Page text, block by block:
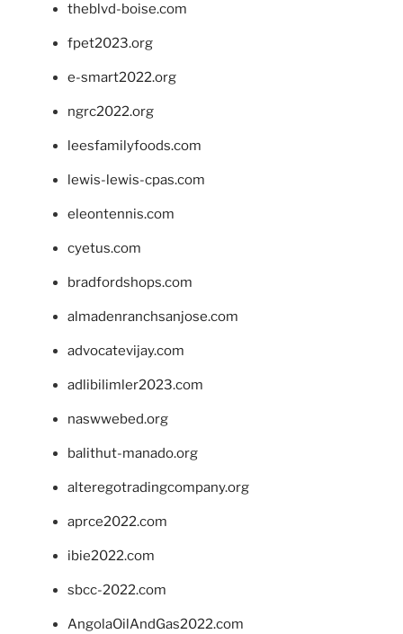
theblvd-boise.com
fpet2023.org
e-smart2022.org
ngrc2022.org
leesfamilyfoods.com
lewis-lewis-cpas.com
eleontennis.com
cyetus.com
bradfordshops.com
almadenranchsanjose.com
advocatevijay.com
adlibilimler2023.com
naswwebed.org
balithut-manado.org
alteregotradingcompany.org
aprce2022.com
ibie2022.com
sbcc-2022.com
AngolaOilAndGas2022.com